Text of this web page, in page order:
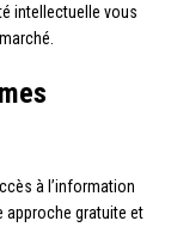
intellectuelle vous
à l’information
approche gratuite et